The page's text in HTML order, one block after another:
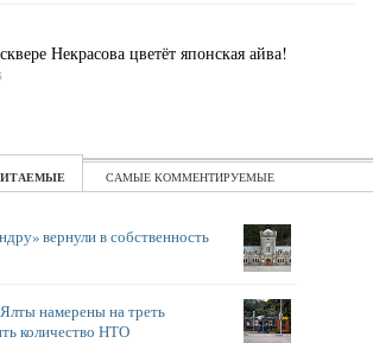
Некрасова цветёт японская айва!
КОММЕНТИРУЕМЫЕ
вернули в собственность
намерены на треть
количество НТО